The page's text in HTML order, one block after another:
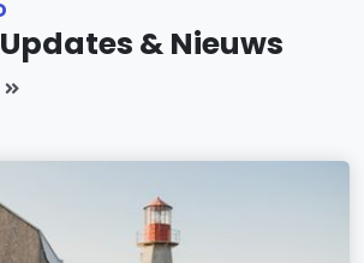
& Nieuws